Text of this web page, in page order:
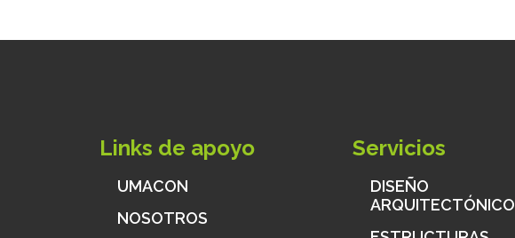
Links de apoyo
UMACON
NOSOTROS
Servicios
DISEÑO
ARQUITECTÓNICO